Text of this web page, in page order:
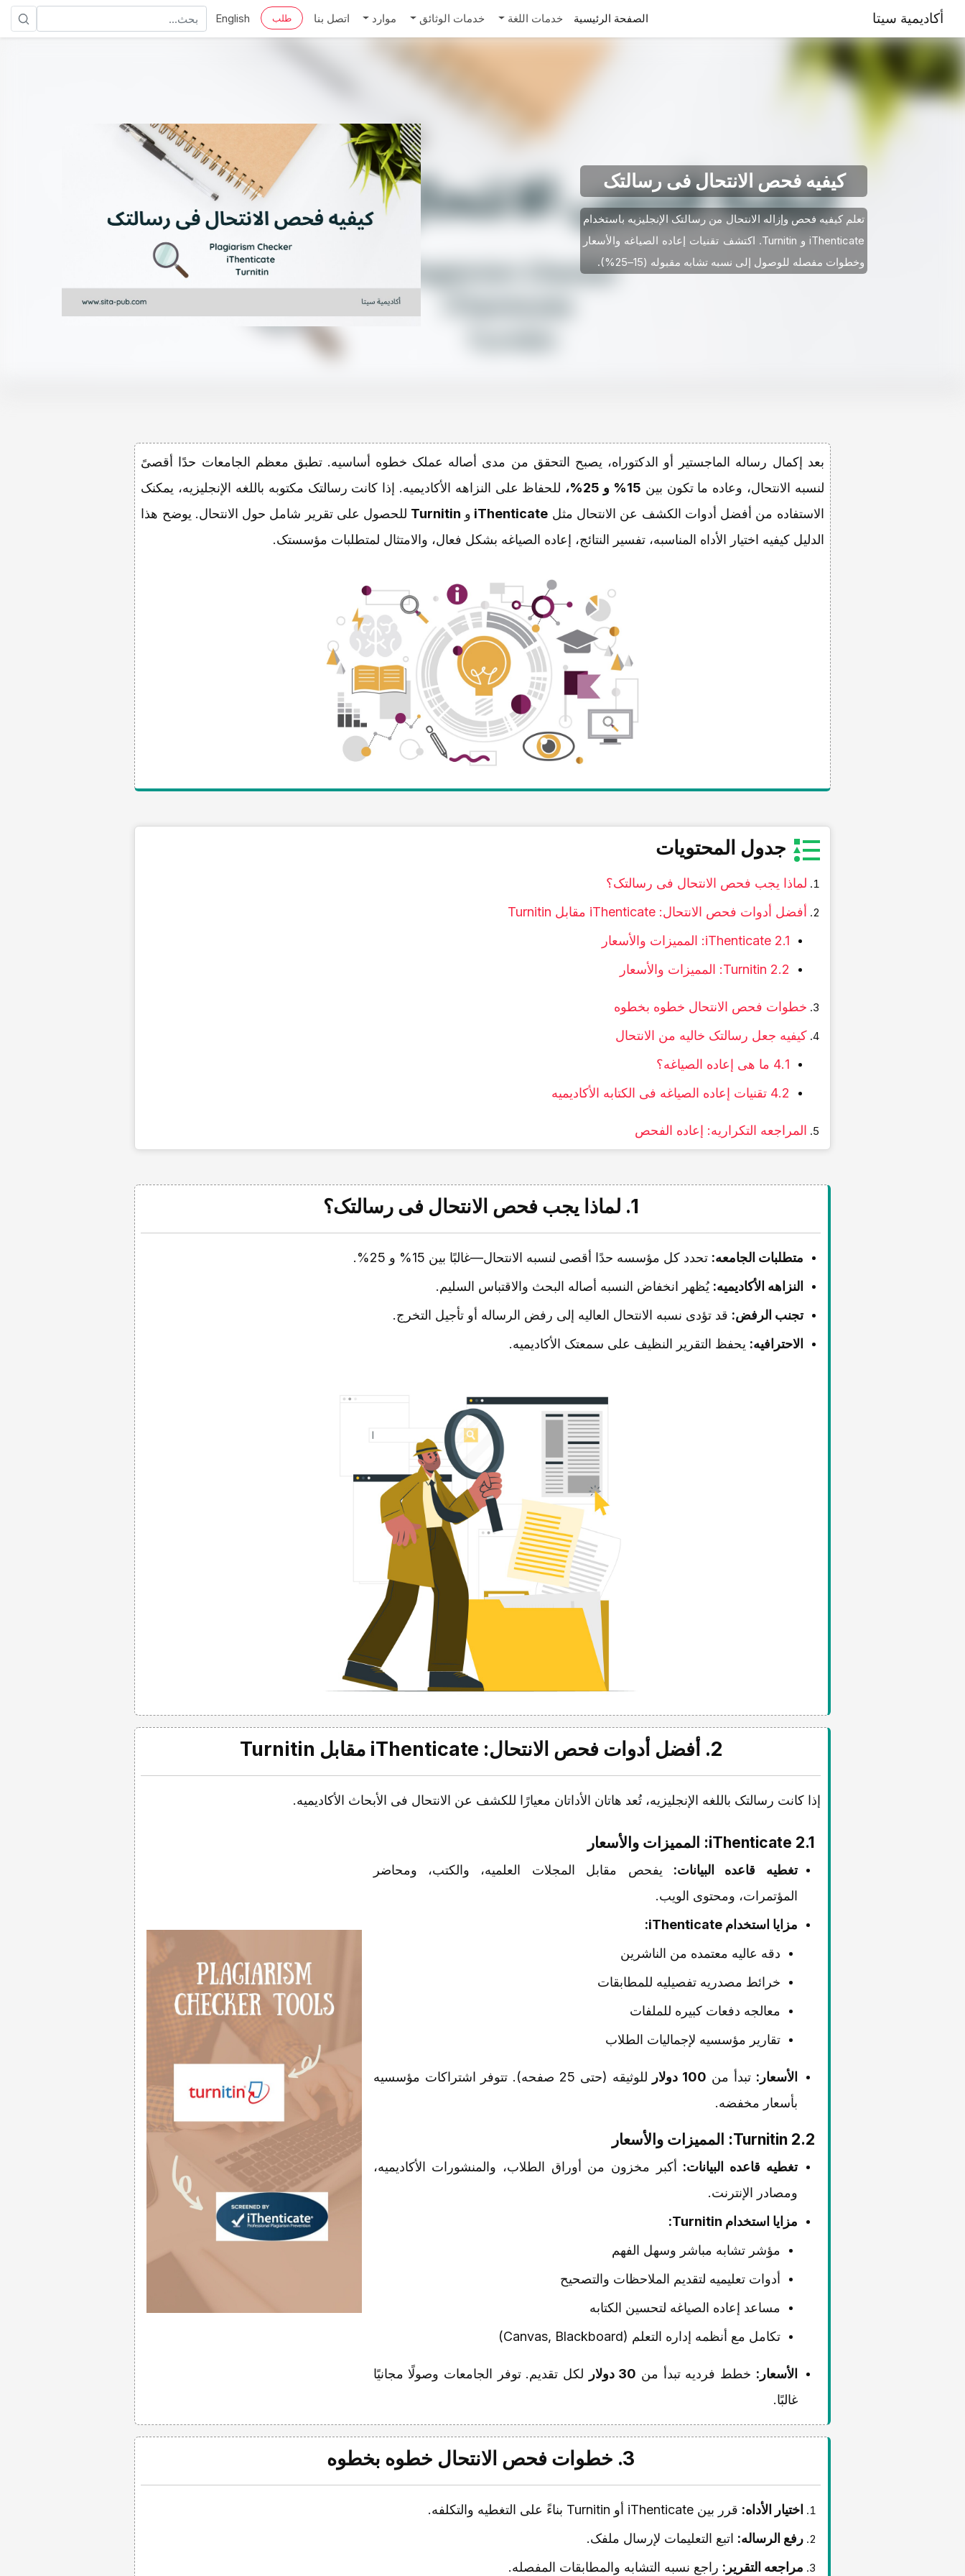
أكاديمية سيتا الصفحة الرئيسية خدمات اللغة خدمات الوثائق موارد اتصل بنا طلب English
کیفیه فحص الانتحال فی رسالتک
تعلم کیفیه فحص وإزاله الانتحال من رسالتک الإنجلیزیه باستخدام
iThenticate و Turnitin. اکتشف تقنیات إعاده الصیاغه والأسعار
وخطوات مفصله للوصول إلى نسبه تشابه مقبوله (15–25%).
بعد إکمال رساله الماجستیر أو الدکتوراه، یصبح التحقق من مدى أصاله عملک خطوه أساسیه. تطبق معظم الجامعات حدًا أقصىً
لنسبه الانتحال، وعاده ما تکون بین 15% و 25%،
للحفاظ على النزاهه الأکادیمیه. إذا کانت رسالتک مکتوبه باللغه الإنجلیزیه، یمکنک
الاستفاده من أفضل أدوات الکشف عن الانتحال مثل iThenticate و Turnitin للحصول على تقریر شامل حول الانتحال. یوضح هذا
الدلیل کیفیه اختیار الأداه المناسبه، تفسیر النتائج، إعاده الصیاغه بشکل فعال، والامتثال لمتطلبات مؤسستک.
جدول المحتویات
لماذا یجب فحص الانتحال فی رسالتک؟
أفضل أدوات فحص الانتحال: iThenticate مقابل Turnitin
2.1 iThenticate: الممیزات والأسعار
2.2 Turnitin: الممیزات والأسعار
خطوات فحص الانتحال خطوه بخطوه
کیفیه جعل رسالتک خالیه من الانتحال
4.1 ما هی إعاده الصیاغه؟
4.2 تقنیات إعاده الصیاغه فی الکتابه الأکادیمیه
المراجعه التکراریه: إعاده الفحص
1. لماذا یجب فحص الانتحال فی رسالتک؟
متطلبات الجامعه: تحدد کل مؤسسه حدًا أقصى لنسبه الانتحال—غالبًا بین 15% و 25%.
النزاهه الأکادیمیه: یُظهر انخفاض النسبه أصاله البحث والاقتباس السلیم.
تجنب الرفض: قد تؤدی نسبه الانتحال العالیه إلى رفض الرساله أو تأجیل التخرج.
الاحترافیه: یحفظ التقریر النظیف على سمعتک الأکادیمیه.
2. أفضل أدوات فحص الانتحال: iThenticate مقابل Turnitin
إذا کانت رسالتک باللغه الإنجلیزیه، تُعد هاتان الأداتان معیارًا للکشف عن الانتحال فی الأبحاث الأکادیمیه.
2.1 iThenticate: الممیزات والأسعار
تغطیه قاعده البیانات: یفحص مقابل المجلات العلمیه، والکتب، ومحاضر
المؤتمرات، ومحتوى الویب.
مزایا استخدام iThenticate:
دقه عالیه معتمده من الناشرین
خرائط مصدریه تفصیلیه للمطابقات
معالجه دفعات کبیره للملفات
تقاریر مؤسسیه لإجمالیات الطلاب
الأسعار: تبدأ من 100 دولار
للوثیقه (حتى 25 صفحه). تتوفر اشتراکات مؤسسیه
بأسعار مخفضه.
2.2 Turnitin: الممیزات والأسعار
تغطیه قاعده البیانات: أکبر مخزون من أوراق الطلاب، والمنشورات الأکادیمیه،
ومصادر الإنترنت.
مزایا استخدام Turnitin:
مؤشر تشابه مباشر وسهل الفهم
أدوات تعلیمیه لتقدیم الملاحظات والتصحیح
مساعد إعاده الصیاغه لتحسین الکتابه
تکامل مع أنظمه إداره التعلم (Canvas, Blackboard)
الأسعار: خطط فردیه تبدأ من 30 دولار
لکل تقدیم. توفر الجامعات وصولًا مجانیًا
غالبًا.
3. خطوات فحص الانتحال خطوه بخطوه
اختیار الأداه: قرر بین iThenticate أو Turnitin بناءً على التغطیه والتکلفه.
رفع الرساله: اتبع التعلیمات لإرسال ملفک.
مراجعه التقریر: راجع نسبه التشابه والمطابقات المفصله.